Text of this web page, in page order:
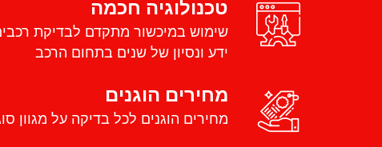
טכנולוגיה חכמה
שימוש במיכשור מתקדם לבדיקת
ידע ונסיון של שנים בתחום הרכב
מחירים הוגנים
מחירים הוגנים לכל בדיקה על מגוון